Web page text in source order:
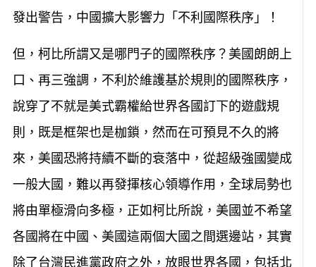
發出警告，中國擴大影響力「不利國際秩序」！
但，柯比所謂又是哪門子的國際秩序？美國朗朗上
口、再三強調，不利於維護基於規則的國際秩序，
說穿了不就是美式霸權給世界各國訂下的遊戲規
則，既是框架也是枷鎖，然而在可預見不久的將
來，美國恐將持續不斷的衰落中，從超級強國變成
一般大國，難以再發揮核心領導作用，全球局勢也
將由單極滑向多極，正如柯比所說，美國並不希望
各國將在中國、美國這兩個大國之間選邊站，其實
除了台灣民進黨政府之外，放眼世界各國，包括北